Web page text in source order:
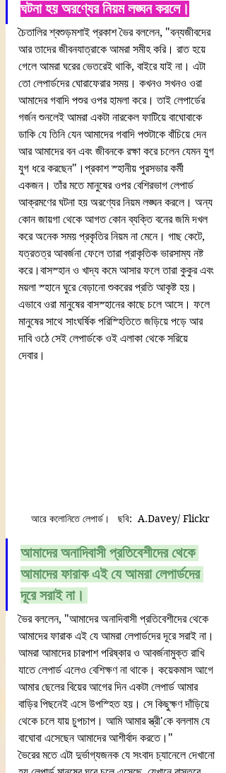
ঘটনা হয় অরণ্যের নিয়ম লঙ্ঘন করলে।
চৈতালির শ্বশুড়মশাই প্রকাশ ভৈর বললেন, "বন্যজীবদের
আর তাদের জীবনযাত্রাকে আমরা সমীহ করি। রাত হয়ে
গেলে আমরা ঘরের ভেতরেই থাকি, বাইরে যাই না। এটা
তো লেপার্ডদের ঘোরাফেরার সময়। কখনও সখনও ওরা
আমাদের গবাদি পশুর ওপর হামলা করে। তাই লেপার্ডের
গর্জন শুনলেই আমরা একটা নারকেল ফাটিয়ে বাঘোবাকে
ডাকি যে তিনি যেন আমাদের গবাদি পশুটাকে বাঁচিয়ে দেন
আর আমাদের বন এবং জীবনকে রক্ষা করে চলেন যেমন যুগ
যুগ ধরে করছেন"।প্রকাশ স্হানীয় পুরসভার কর্মী
একজন। তাঁর মতে মানুষের ওপর বেশিরভাগ লেপার্ড
আক্রমণের ঘটনা হয় অরণ্যের নিয়ম লঙ্ঘন করলে। অন্য
কোন জায়গা থেকে আগত কোন ব্যক্তি বনের জমি দখল
করে অনেক সময় প্রকৃতির নিয়ম না মেনে। গাছ কেটে,
যত্রতত্র আবর্জনা ফেলে তারা প্রাকৃতিক ভারসাম্য নষ্ট
করে।বাসস্হান ও খাদ্য কমে আসার ফলে তারা কুকুর এবং
ময়লা স্হানে ঘুরে বেড়ানো শুকরের প্রতি আকৃষ্ট হয়।
এভাবে ওরা মানুষের বাসস্হানের কাছে চলে আসে। ফলে
মানুষের সাথে সাংঘর্ষিক পরিস্হিতিতে জড়িয়ে পড়ে আর
দাবি ওঠে সেই লেপার্ডকে ওই এলাকা থেকে সরিয়ে
দেবার।
আরে কলোনিতে লেপার্ড।   ছবি:  A.Davey/ Flickr
আমাদের অনাদিবাসী প্রতিবেশীদের থেকে
আমাদের ফারাক এই যে আমরা লেপার্ডদের
দূরে সরাই না।
ভৈর বললেন, "আমাদের অনাদিবাসী প্রতিবেশীদের থেকে
আমাদের ফারাক এই যে আমরা লেপার্ডদের দূরে সরাই না।
আমরা আমাদের চারপাশ পরিষ্কার ও আবর্জনামুক্ত রাখি
যাতে লেপার্ড এলেও বেশিক্ষণ না থাকে। কয়েকমাস আগে
আমার ছেলের বিয়ের আগের দিন একটা লেপার্ড আমার
বাড়ির পিছনেই এসে উপস্হিত হয়। সে কিছুক্ষণ দাঁড়িয়ে
থেকে চলে যায় চুপচাপ। আমি আমার স্ত্রী'কে বললাম যে
বাঘোবা এসেছেন আমাদের আশীর্বাদ করতে।"
ভৈরের মতে এটা দুর্ভাগ্যজনক যে সংবাদ চ্যানেলে দেখানো